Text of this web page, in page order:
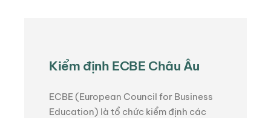
Kiểm định ECBE Châu Âu
ECBE (European Council for Business
Education) là tổ chức kiểm định các